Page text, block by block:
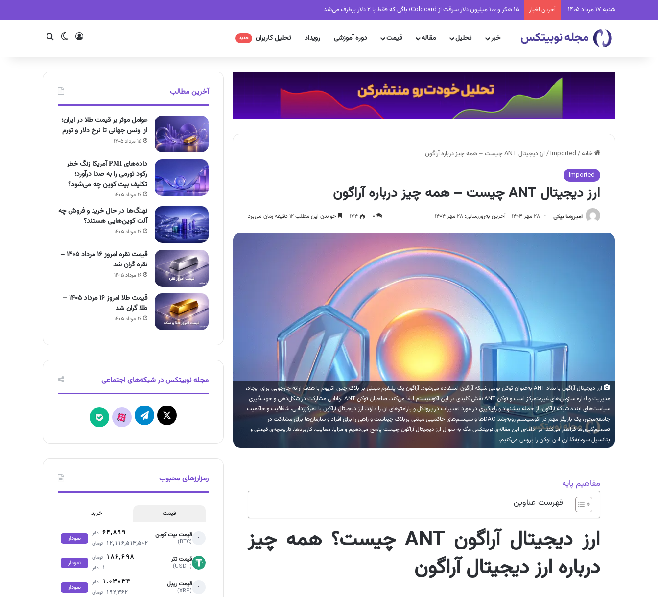
شنبه 17 مرداد 1405 آخرین اخبار ۱۵ هکر و ۱۰۰ میلیون دلار سرقت از Coldcard؛ باگی که فقط با ۲ دلار برطرف می‌شد
خبر تحلیل مقاله قیمت دوره آموزشی رویداد تحلیل کاربران جدید ورودتغییر پوسته
جستجو
خانه/
Imported
/ ارز دیجیتال ANT چیست – همه چیز درباره آراگون
Imported
ارز دیجیتال ANT چیست – همه چیز درباره آراگون
امیررضا بیکی ۲۸ مهر ۱۴۰۴ آخرین به‌روزرسانی: ۲۸ مهر ۱۴۰۴ ۰ ۱۷۴ خواندن این مطلب ۱۲ دقیقه زمان می‌برد
ارز دیجیتال آراگون با نماد ANT به‌عنوان توکن بومی شبکه آراگون استفاده می‌شود. آراگون یک پلتفرم مبتنی بر بلاک چین اتریوم با هدف ارائه چارچوبی برای ایجاد،
مدیریت و اداره سازمان‌های غیرمتمرکز است و توکن ANT نقش کلیدی در این اکوسیستم ایفا می‌کند. صاحبان توکن ANT توانایی مشارکت در شکل‌دهی و جهت‌گیری
سیاست‌های آینده شبکه آراگون، از جمله پیشنهاد و رای‌گیری در مورد تغییرات در پروتکل و پارامترهای آن را دارند. ارز دیجیتال آراگون با تمرکززدایی، شفافیت و حاکمیت
جامعه‌محور، یک بازیگر مهم در اکوسیستم روبه‌رشد DAOها و سیستم‌های حاکمیتی مبتنی بربلاک چیناست و راهی را برای افراد و سازمان‌ها برای مشارکت در
تصمیم‌گیری‌ها فراهم می‌کند. در ادامه‌ی این مقاله‌ی نوبیتکس مگ به سوال ارز دیجیتال آراگون چیست پاسخ می‌دهیم و مزایا، معایب، کاربردها، تاریخچه‌ی قیمتی و
پتانسیل سرمایه‌گذاری این توکن را بررسی می‌کنیم.
مفاهیم پایه
فهرست عناوین
ارز دیجیتال آراگون ANT چیست؟ همه چیز
درباره ارز دیجیتال آراگون
آخرین مطالب
عوامل موثر بر قیمت طلا در ایران؛
از اونس جهانی تا نرخ دلار و تورم
۱۵ مرداد ۱۴۰۵
داده‌های PMI آمریکا زنگ خطر
رکود تورمی را به صدا درآورد؛
تکلیف بیت کوین چه می‌شود؟
۱۶ مرداد ۱۴۰۵
نهنگ‌ها در حال خرید و فروش چه
آلت کوین‌هایی هستند؟
۱۶ مرداد ۱۴۰۵
قیمت نقره امروز ۱۶ مرداد ۱۴۰۵ –
نقره گران شد
۱۶ مرداد ۱۴۰۵
قیمت طلا امروز ۱۶ مرداد ۱۴۰۵ –
طلا گران شد
۱۶ مرداد ۱۴۰۵
مجله نوبیتکس در شبکه‌های اجتماعی
X تلگرام آپارات بله
رمزارزهای محبوب
قیمت خرید
• قیمت بیت کوین
(BTC)
۶۴,۸۹۹ دلار
۱۲,۱۱۶,۵۱۳,۵۰۲ تومان
نمودار
قیمت تتر
(USDT)
۱۸۶,۶۹۸ تومان
۱ دلار
نمودار
• قیمت ریپل
(XRP)
۱.۰۳۰۳۴ دلار
۱۹۲,۳۶۲ تومان
نمودار